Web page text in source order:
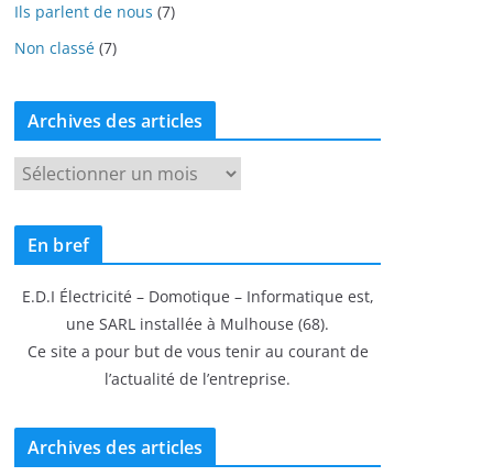
Ils parlent de nous (7)
Non classé (7)
Archives des articles
c
En bref
E.D.I Électricité – Domotique – Informatique est,
une SARL installée à Mulhouse (68).
Ce site a pour but de vous tenir au courant de
l’actualité de l’entreprise.
Archives des articles